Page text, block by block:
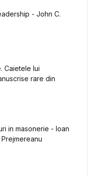
- John C.
Caietele lui
rare din
in masonerie - Ioan